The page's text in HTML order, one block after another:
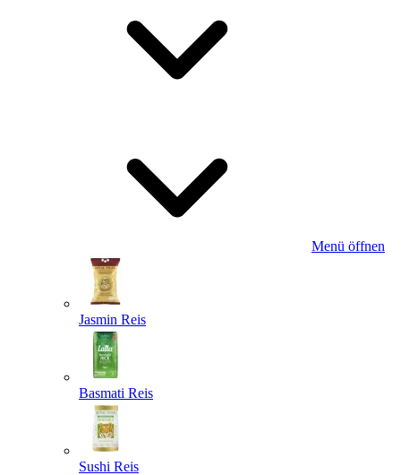
Menü öffnen
Jasmin Reis
Basmati Reis
Sushi Reis